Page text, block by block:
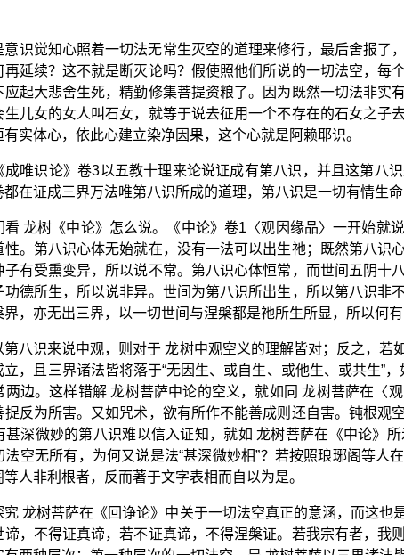
意识觉知心照着一切法无常生灭空的道理来修行，最后舍报
再延续？这不就是断灭论吗？假使照他们所说的一切法空，
应起大悲舍生死，精勤修集菩提资粮了。因为既然一切法非
儿女的女人叫石女，就等于说去征用一个不存在的石女之
实体心，依此心建立染净因果，这个心就是阿赖耶识。
成唯识论》卷3以五教十理来论说证成有第八识，并且这第八
都在证成三界万法唯第八识所成的道理，第八识是一切有情生
看 龙树《中论》怎么说。《中论》卷1〈观因缘品〉一开始就
性。第八识心体无始就在，没有一法可以出生祂；既然第八
子有受熏变异，所以说不常。第八识心体恒常，而世间五阴
功德所生，所以说非异。世间为第八识所出生，所以第八识
，亦无出三界，以一切世间与涅槃都是祂所生所显，所以何有
第八识来说中观，则对于 龙树中观空义的理解皆对；反之，
，且三界诸法皆将落于“无因生、或自生、或他生、或共生”
两边。这样错解 龙树菩萨中论的空义，就如同 龙树菩萨在〈
反为所害。又如咒术，欲有所作不能善成则还自害。钝根
甚深微妙的第八识难以信入证知，就如 龙树菩萨在《中论》
空无所有，为何又说是法“甚深微妙相”？若按照琅琊阁等人
人非利根者，反而著于文字表相而自以为是。
究 龙树菩萨在《回诤论》中关于一切法空真正的意涵，而这
谛，不得证真谛，若不证真谛，不得涅槃证。若我宗有者，